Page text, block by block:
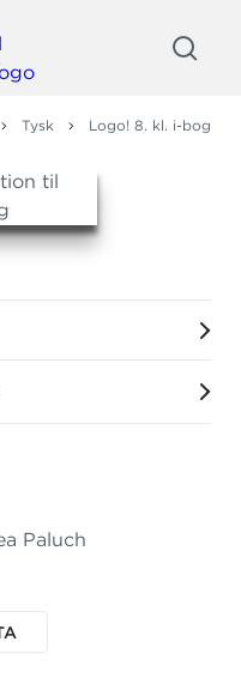
Tysk Logo! 8. kl. i-bog
Paluch